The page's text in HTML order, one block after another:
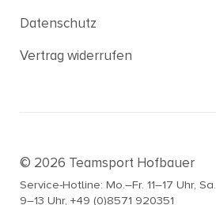
Datenschutz
Vertrag widerrufen
© 2026 Teamsport Hofbauer
Service-Hotline: Mo.–Fr. 11–17 Uhr, Sa.
9–13 Uhr, +49 (0)8571 920351